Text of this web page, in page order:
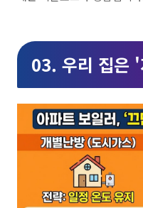
03. 우리 집은